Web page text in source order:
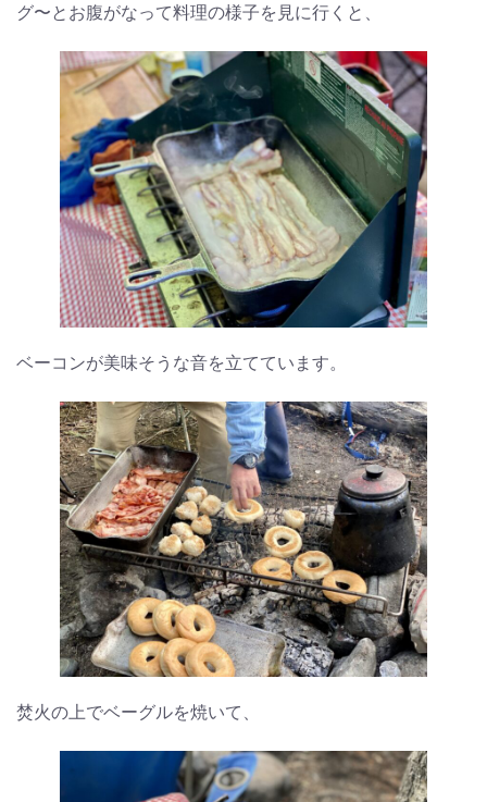
グ〜とお腹がなって料理の様子を見に行くと、
ベーコンが美味そうな音を立てています。
焚火の上でベーグルを焼いて、